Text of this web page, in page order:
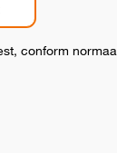
conform